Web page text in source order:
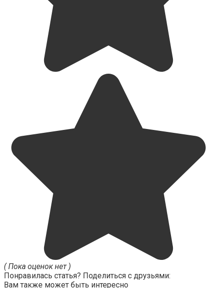
( Пока оценок нет )
Понравилась статья? Поделиться с друзьями:
Вам также может быть интересно